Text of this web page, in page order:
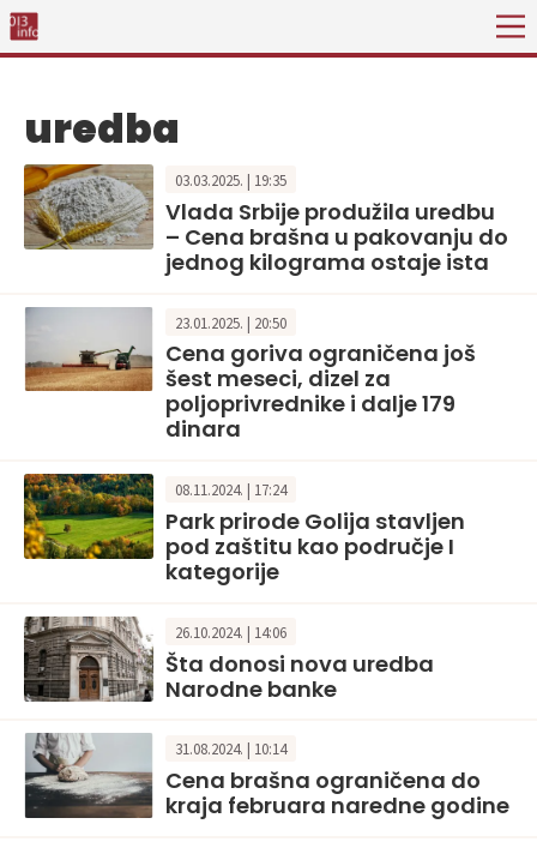
uredba
03.03.2025. | 19:35
Vlada Srbije produžila uredbu
– Cena brašna u pakovanju do
jednog kilograma ostaje ista
23.01.2025. | 20:50
Cena goriva ograničena još
šest meseci, dizel za
poljoprivrednike i dalje 179
dinara
08.11.2024. | 17:24
Park prirode Golija stavljen
pod zaštitu kao područje I
kategorije
26.10.2024. | 14:06
Šta donosi nova uredba
Narodne banke
31.08.2024. | 10:14
Cena brašna ograničena do
kraja februara naredne godine